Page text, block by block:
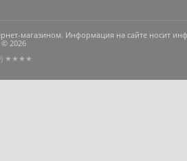
магазином. Информация на сайте носит
2026
) ★★★★